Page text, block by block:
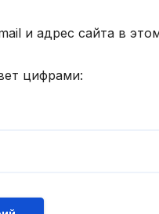
и адрес сайта в
цифрами: